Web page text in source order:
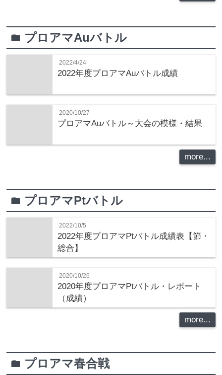
folder プロアマAuバトル
2022/4/24
2022年度プロアマAuバトル成績
2020/10/27
プロアマAuバトル～大会の模様・結果
more...
folder プロアマPtバトル
2022/10/5
2022年度プロアマPtバトル成績表【節・
総合】
2020/10/26
2020年度プロアマPtバトル・レポート
（成績）
more...
folder プロアマ春合戦